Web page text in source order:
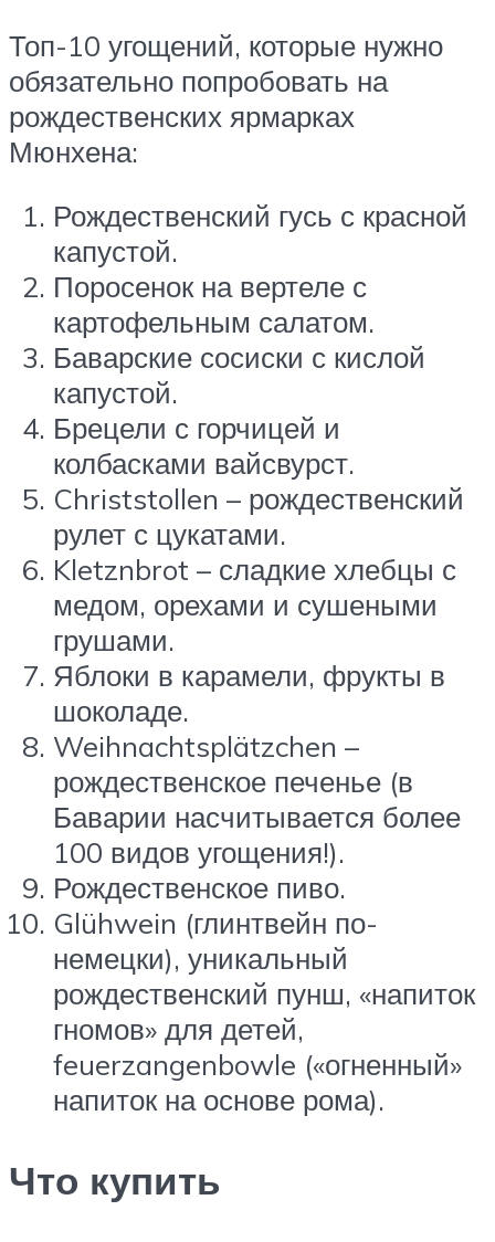
Топ-10 угощений, которые нужно
обязательно попробовать на
рождественских ярмарках
Мюнхена:
Рождественский гусь с красной
капустой.
Поросенок на вертеле с
картофельным салатом.
Баварские сосиски с кислой
капустой.
Брецели с горчицей и
колбасками вайсвурст.
Christstollen – рождественский
рулет с цукатами.
Kletznbrot – сладкие хлебцы с
медом, орехами и сушеными
грушами.
Яблоки в карамели, фрукты в
шоколаде.
Weihnachtsplätzchen –
рождественское печенье (в
Баварии насчитывается более
100 видов угощения!).
Рождественское пиво.
Glühwein (глинтвейн по-
немецки), уникальный
рождественский пунш, «напиток
гномов» для детей,
feuerzangenbowle («огненный»
напиток на основе рома).
Что купить